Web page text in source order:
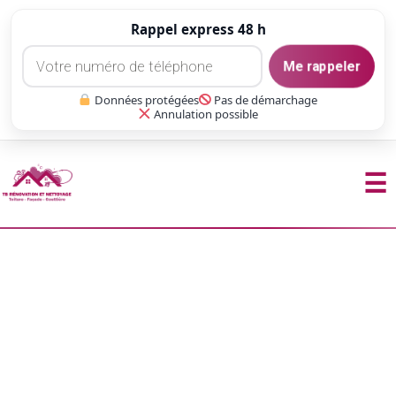
Rappel express 48 h
Me rappeler
Données protégées
Pas de démarchage
Annulation possible
☰